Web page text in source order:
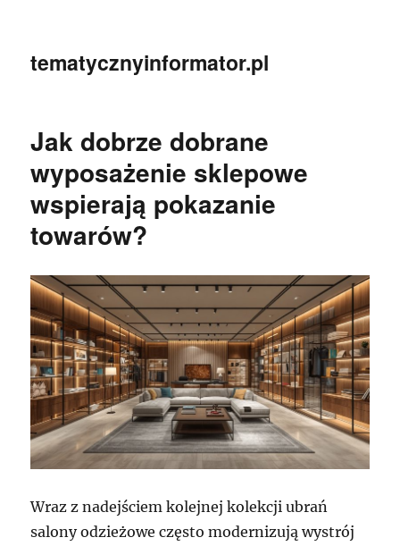
tematycznyinformator.pl
Jak dobrze dobrane
wyposażenie sklepowe
wspierają pokazanie
towarów?
Wraz z nadejściem kolejnej kolekcji ubrań
salony odzieżowe często modernizują wystrój